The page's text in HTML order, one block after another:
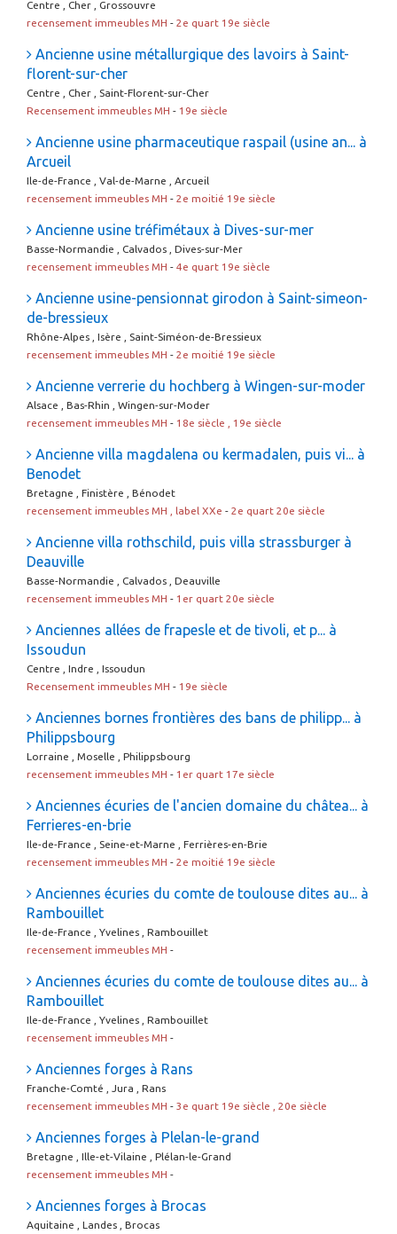
Centre , Cher , Grossouvre
recensement immeubles MH - 2e quart 19e siècle
Ancienne usine métallurgique des lavoirs à Saint-
florent-sur-cher
Centre , Cher , Saint-Florent-sur-Cher
Recensement immeubles MH - 19e siècle
Ancienne usine pharmaceutique raspail (usine an... à
Arcueil
Ile-de-France , Val-de-Marne , Arcueil
recensement immeubles MH - 2e moitié 19e siècle
Ancienne usine tréfimétaux à Dives-sur-mer
Basse-Normandie , Calvados , Dives-sur-Mer
recensement immeubles MH - 4e quart 19e siècle
Ancienne usine-pensionnat girodon à Saint-simeon-
de-bressieux
Rhône-Alpes , Isère , Saint-Siméon-de-Bressieux
recensement immeubles MH - 2e moitié 19e siècle
Ancienne verrerie du hochberg à Wingen-sur-moder
Alsace , Bas-Rhin , Wingen-sur-Moder
recensement immeubles MH - 18e siècle , 19e siècle
Ancienne villa magdalena ou kermadalen, puis vi... à
Benodet
Bretagne , Finistère , Bénodet
recensement immeubles MH , label XXe - 2e quart 20e siècle
Ancienne villa rothschild, puis villa strassburger à
Deauville
Basse-Normandie , Calvados , Deauville
recensement immeubles MH - 1er quart 20e siècle
Anciennes allées de frapesle et de tivoli, et p... à
Issoudun
Centre , Indre , Issoudun
Recensement immeubles MH - 19e siècle
Anciennes bornes frontières des bans de philipp... à
Philippsbourg
Lorraine , Moselle , Philippsbourg
recensement immeubles MH - 1er quart 17e siècle
Anciennes écuries de l'ancien domaine du châtea... à
Ferrieres-en-brie
Ile-de-France , Seine-et-Marne , Ferrières-en-Brie
recensement immeubles MH - 2e moitié 19e siècle
Anciennes écuries du comte de toulouse dites au... à
Rambouillet
Ile-de-France , Yvelines , Rambouillet
recensement immeubles MH -
Anciennes écuries du comte de toulouse dites au... à
Rambouillet
Ile-de-France , Yvelines , Rambouillet
recensement immeubles MH -
Anciennes forges à Rans
Franche-Comté , Jura , Rans
recensement immeubles MH - 3e quart 19e siècle , 20e siècle
Anciennes forges à Plelan-le-grand
Bretagne , Ille-et-Vilaine , Plélan-le-Grand
recensement immeubles MH -
Anciennes forges à Brocas
Aquitaine , Landes , Brocas